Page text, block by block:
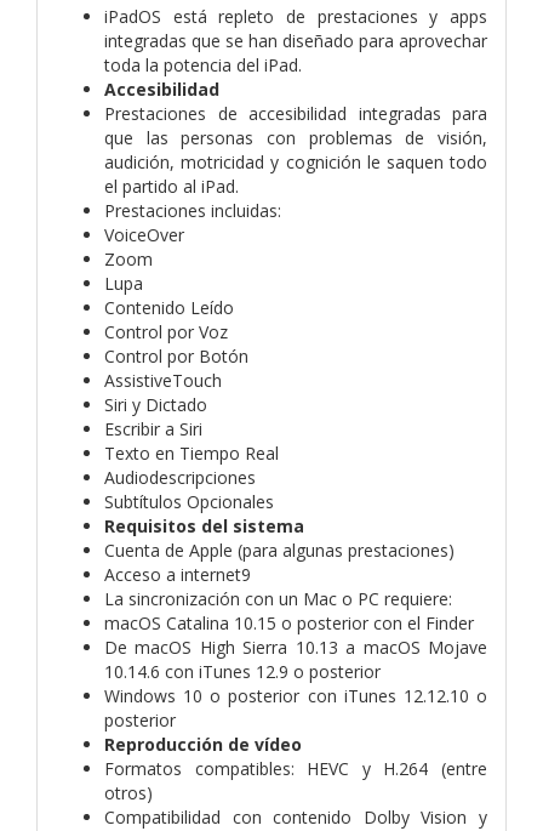
iPadOS está repleto de prestaciones y apps
integradas que se han diseñado para aprovechar
toda la potencia del iPad.
Accesibilidad
Prestaciones de accesibilidad integradas para
que las personas con problemas de visión,
audición, motricidad y cognición le saquen todo
el partido al iPad.
Prestaciones incluidas:
VoiceOver
Zoom
Lupa
Contenido Leído
Control por Voz
Control por Botón
AssistiveTouch
Siri y Dictado
Escribir a Siri
Texto en Tiempo Real
Audiodescripciones
Subtítulos Opcionales
Requisitos del sistema
Cuenta de Apple (para algunas prestaciones)
Acceso a internet9
La sincronización con un Mac o PC requiere:
macOS Catalina 10.15 o posterior con el Finder
De macOS High Sierra 10.13 a macOS Mojave
10.14.6 con iTunes 12.9 o posterior
Windows 10 o posterior con iTunes 12.12.10 o
posterior
Reproducción de vídeo
Formatos compatibles: HEVC y H.264 (entre
otros)
Compatibilidad con contenido Dolby Vision y